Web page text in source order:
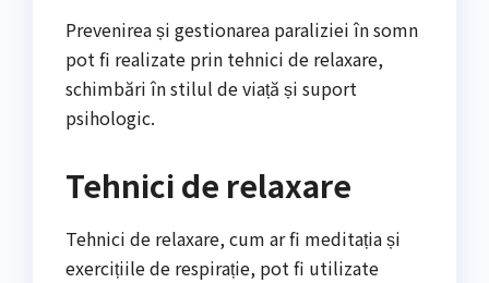
Prevenirea și gestionarea paraliziei în somn
pot fi realizate prin tehnici de relaxare,
schimbări în stilul de viață și suport
psihologic.
Tehnici de relaxare
Tehnici de relaxare, cum ar fi meditația și
exercițiile de respirație, pot fi utilizate